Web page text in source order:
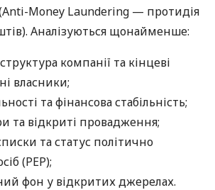
(Anti-Money Laundering — протидія
Аналізуються щонайменше:
компанії та кінцеві
власники;
та фінансова стабільність;
та відкриті провадження;
та статус політично
(PEP);
фон у відкритих джерелах.